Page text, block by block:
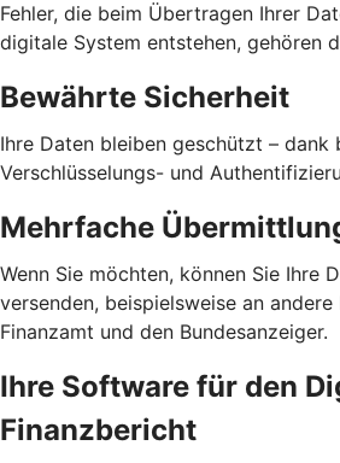
Fehler, die beim Übertragen Ihrer
digitale System entstehen, gehören
Bewährte Sicherheit
Ihre Daten bleiben geschützt – dank
Verschlüsselungs- und
Mehrfache
Wenn Sie möchten, können Sie Ihre
versenden, beispielsweise an andere
Finanzamt und den Bundesanzeiger.
Ihre Software für den
Finanzbericht